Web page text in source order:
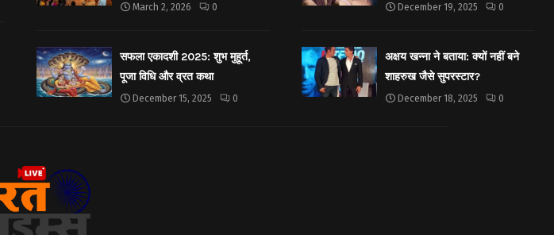
March 2, 2026 0
सफला एकादशी 2025: शुभ मुहूर्त,
पूजा विधि और व्रत कथा
December 15, 2025 0
December 19, 2025 0
अक्षय खन्ना ने बताया: क्यों नहीं बने
शाहरुख जैसे सुपरस्टार?
December 18, 2025 0